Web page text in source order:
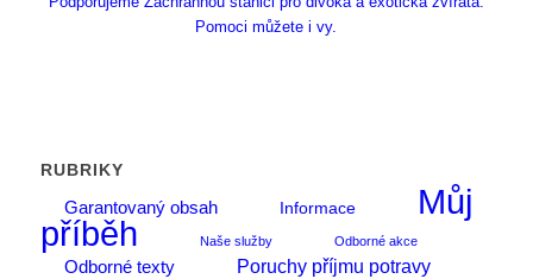
Pomoci můžete i vy.
RUBRIKY
Garantovaný obsah
Informace
Můj
příběh
Naše služby Odborné akce
Odborné texty Poruchy příjmu potravy